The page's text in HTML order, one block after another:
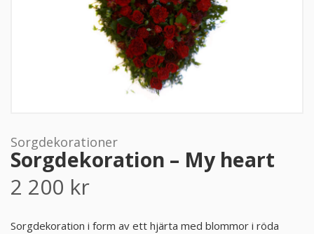
KONTAKTA OSS
PRODUKTER & PRISER
OM BEGRAVNINGAR
JURIDIK
Sorgdekorationer
Sorgdekoration – My heart
2 200 kr
Sorgdekoration i form av ett hjärta med blommor i röda